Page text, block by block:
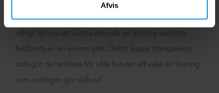
Afvis
I en tid då hållbarhet kan vara svår att förstå är det
viktigt för oss att kunna erbjuda en lösning som har
bedömts av en extern part. Detta skapar transparens
och gör det enklare för våra kunder att välja en lösning
som verkligen gör skillnad.